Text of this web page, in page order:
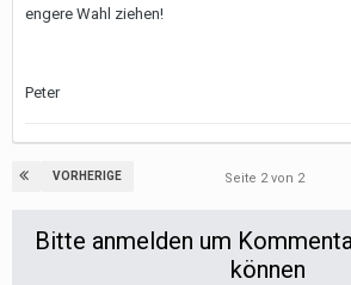
engere Wahl ziehen!
Peter
VORHERIGE Seite 2 von 2
Bitte anmelden um
können